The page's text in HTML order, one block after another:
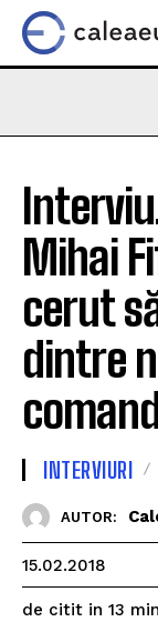
Mihai
cerut
dintre
INTERVIURI
AUTOR:
15.02.2018
de citit in 13